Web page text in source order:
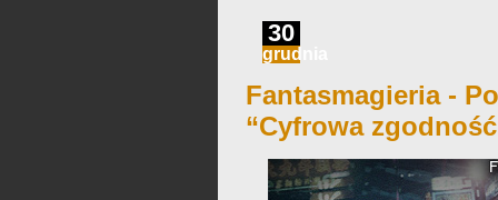
30
grudnia
Fantasmagieria -
“Cyfrowa